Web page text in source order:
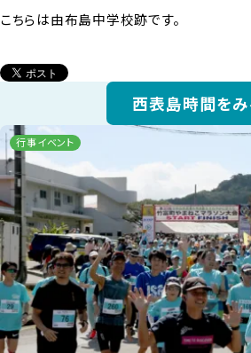
こちらは由布島中学校跡です。
西表島時間をみ
行事イベント